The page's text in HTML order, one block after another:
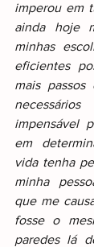
imperou em
ainda hoje
minhas
eficientes
mais
impensável
em
vida tenha
minha
que me
fosse o
paredes lá